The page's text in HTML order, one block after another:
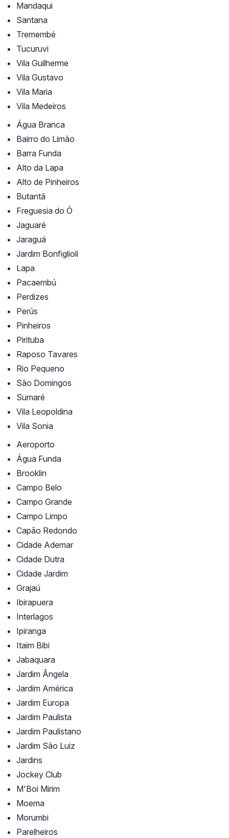
Mandaqui
Santana
Tremembé
Tucuruvi
Vila Guilherme
Vila Gustavo
Vila Maria
Vila Medeiros
Água Branca
Bairro do Limão
Barra Funda
Alto da Lapa
Alto de Pinheiros
Butantã
Freguesia do Ó
Jaguaré
Jaraguá
Jardim Bonfiglioli
Lapa
Pacaembú
Perdizes
Perús
Pinheiros
Pirituba
Raposo Tavares
Rio Pequeno
São Domingos
Sumaré
Vila Leopoldina
Vila Sonia
Aeroporto
Água Funda
Brooklin
Campo Belo
Campo Grande
Campo Limpo
Capão Redondo
Cidade Ademar
Cidade Dutra
Cidade Jardim
Grajaú
Ibirapuera
Interlagos
Ipiranga
Itaim Bibi
Jabaquara
Jardim Ângela
Jardim América
Jardim Europa
Jardim Paulista
Jardim Paulistano
Jardim São Luiz
Jardins
Jockey Club
M'Boi Mirim
Moema
Morumbi
Parelheiros